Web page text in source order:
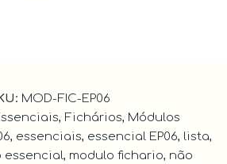
MOD-FIC-EP06
, Fichários, Módulos
, essenciais, essencial EP06, lista,
essencial, modulo fichario, não